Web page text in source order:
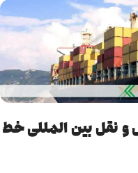
و نقل بین المللی خط